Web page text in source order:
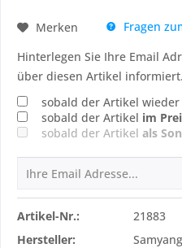
Merken
Fragen
Hinterlegen Sie Ihre Email
über diesen Artikel informiert.
sobald der Artikel wieder
sobald der Artikel im
sobald der Artikel als
Artikel-Nr.:
21883
Hersteller:
Samyang